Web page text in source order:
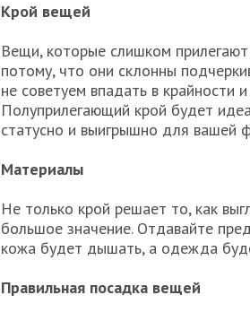
Крой вещей
Вещи, которые слишком
потому, что они склонны
не советуем впадать в крайности
Полуприлегающий крой будет
статусно и выигрышно для вашей
Материалы
Не только крой решает то, как
большое значение. Отдавайте
кожа будет дышать, а одежда
Правильная посадка вещей